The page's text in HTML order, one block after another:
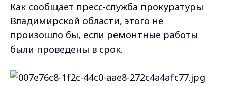
Как сообщает пресс-служба прокуратуры
Владимирской области, этого не
произошло бы, если ремонтные работы
были проведены в срок.